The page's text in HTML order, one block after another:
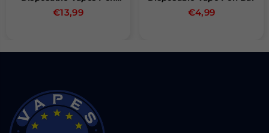
Bar
Normal
€13,99
Normal
€4,99